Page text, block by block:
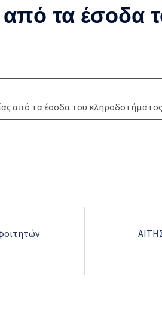
τα έσοδα
από τα έσοδα του κληροδοτήματος